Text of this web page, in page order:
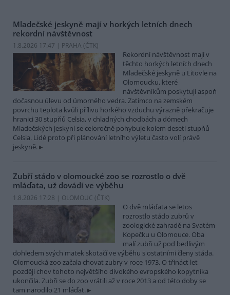
Mladečské jeskyně mají v horkých letních dnech
rekordní návštěvnost
1.8.2026 17:47 | PRAHA (ČTK)
Rekordní návštěvnost mají v
těchto horkých letních dnech
Mladečské jeskyně u Litovle na
Olomoucku, které
návštěvníkům poskytují aspoň
dočasnou úlevu od úmorného vedra. Zatímco na zemském
povrchu teplota kvůli přílivu horkého vzduchu výrazně překračuje
hranici 30 stupňů Celsia, v chladných chodbách a dómech
Mladečských jeskyní se celoročně pohybuje kolem deseti stupňů
Celsia. Lidé proto při plánování letního výletu často volí právě
jeskyně.
Zubří stádo v olomoucké zoo se rozrostlo o dvě
mláďata, už dovádí ve výběhu
1.8.2026 17:28 | OLOMOUC (ČTK)
O dvě mláďata se letos
rozrostlo stádo zubrů v
zoologické zahradě na Svatém
Kopečku u Olomouce. Oba
malí zubři už pod bedlivým
dohledem svých matek skotačí ve výběhu s ostatními členy stáda.
Olomoucká zoo začala chovat zubry v roce 1973. O třináct let
později chov tohoto největšího divokého evropského kopytníka
ukončila. Zubři se do zoo vrátili až v roce 2013 a od této doby se
tam narodilo 21 mláďat.